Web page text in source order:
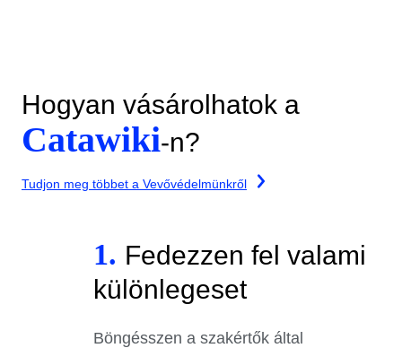
Hogyan vásárolhatok a
Catawiki-n?
Tudjon meg többet a Vevővédelmünkről
1. Fedezzen fel valami
különlegeset
Böngésszen a szakértők által